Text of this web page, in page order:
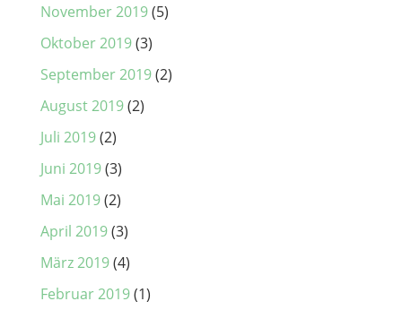
November 2019(5)
Oktober 2019(3)
September 2019(2)
August 2019(2)
Juli 2019(2)
Juni 2019(3)
Mai 2019(2)
April 2019(3)
März 2019(4)
Februar 2019(1)